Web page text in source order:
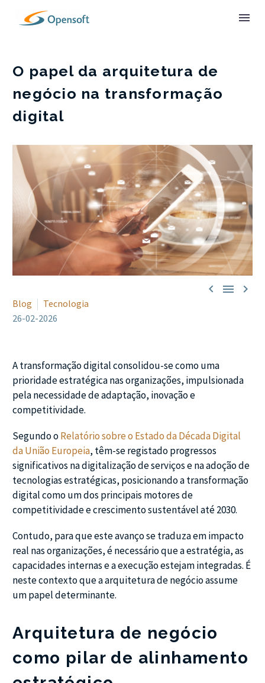
O papel da arquitetura de
negócio na transformação
digital
  
Blog
Tecnologia
26-02-2026
A transformação digital consolidou-se como uma
prioridade estratégica nas organizações, impulsionada
pela necessidade de adaptação, inovação e
competitividade.
Segundo oRelatório sobre o Estado da Década Digital
da União Europeia, têm-se registado progressos
significativos na digitalização de serviços e na adoção de
tecnologias estratégicas, posicionando a transformação
digital como um dos principais motores de
competitividade e crescimento sustentável até 2030.
Contudo, para que este avanço se traduza em impacto
real nas organizações, é necessário que a estratégia, as
capacidades internas e a execução estejam integradas. É
neste contexto que a arquitetura de negócio assume
um papel determinante.
Arquitetura de negócio
como pilar de alinhamento